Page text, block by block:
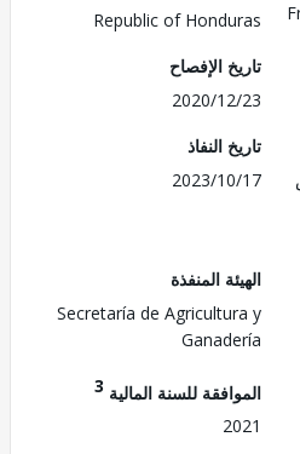
Republic of
الإفصاح
2020/12/
النفاذ
2023/
المنفذة
Secretaría de
للسنة المالية3